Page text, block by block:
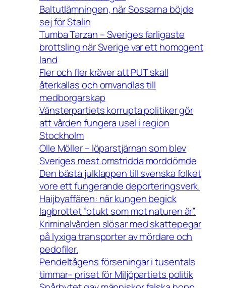
Baltutlämningen, när Sossarna böjde
sej för Stalin
Tumba Tarzan – Sveriges farligaste
brottsling när Sverige var ett homogent
land
Fler och fler kräver att PUT skall
återkallas och omvandlas till
medborgarskap
Vänsterpartiets korrupta politiker gör
att vården fungera usel i region
Stockholm
Olle Möller – löparstjärnan som blev
Sveriges mest omstridda morddömde
Den bästa julklappen till svenska folket
vore ett fungerande deporteringsverk.
Haijbyaffären: när kungen begick
lagbrottet ”otukt som mot naturen är”.
Kriminalvården slösar med skattepegar
på lyxiga transporter av mördare och
pedofiler.
Pendeltågens förseningar i tusentals
timmar– priset för Miljöpartiets politik